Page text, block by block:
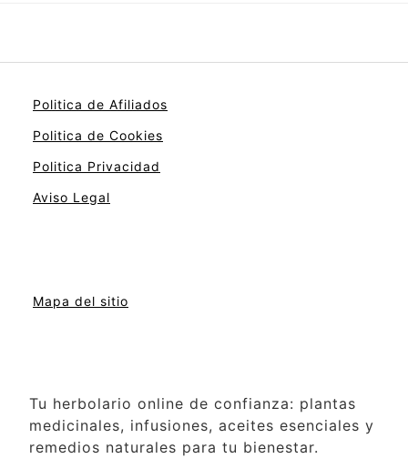
Politica de Afiliados
Politica de Cookies
Politica Privacidad
Aviso Legal
Mapa del sitio
Tu herbolario online de confianza: plantas
medicinales, infusiones, aceites esenciales y
remedios naturales para tu bienestar.